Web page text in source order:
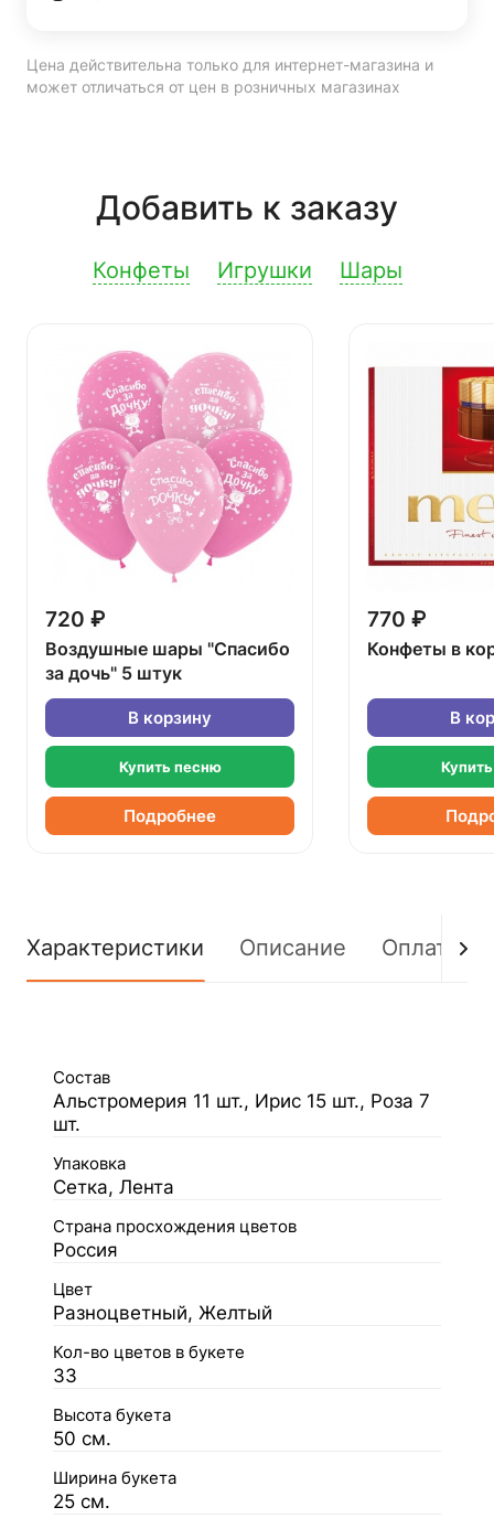
Цена действительна только для интернет-магазина и
может отличаться от цен в розничных магазинах
Добавить к заказу
Конфеты Игрушки Шары
720 ₽
Воздушные шары "Спасибо
за дочь" 5 штук
В корзину
Купить песню
Подробнее
770 ₽
Конфеты в
В
Характеристики Описание Оплата
Состав
Альстромерия 11 шт., Ирис 15 шт., Роза 7
шт.
Упаковка
Сетка, Лента
Страна просхождения цветов
Россия
Цвет
Разноцветный, Желтый
Кол-во цветов в букете
33
Высота букета
50 см.
Ширина букета
25 см.